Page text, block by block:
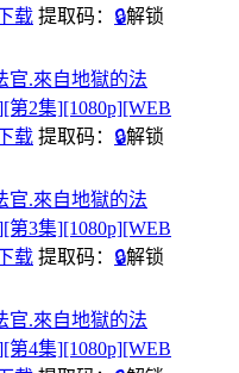
载 提取码： 🔒解锁
官.來自地獄的法
第2集][1080p][WEB
载 提取码： 🔒解锁
官.來自地獄的法
第3集][1080p][WEB
载 提取码： 🔒解锁
官.來自地獄的法
第4集][1080p][WEB